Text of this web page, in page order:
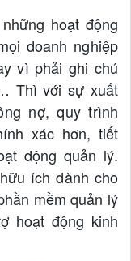
hoạt động
doanh nghiệp
vì phải ghi chú
Thì với sự xuất
nợ, quy trình
xác hơn, tiết
động quản lý.
ích dành cho
mềm quản lý
hoạt động kinh